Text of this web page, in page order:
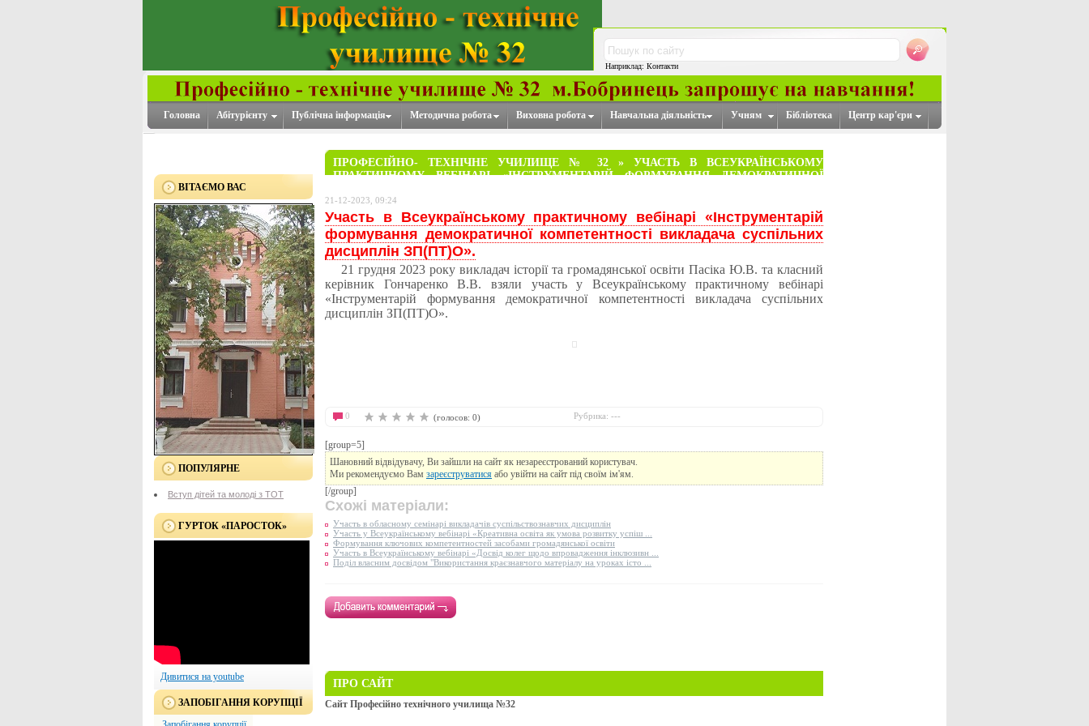
Наприклад: Контакти
Головна Абітурієнту Публічна інформація Методична робота Виховна робота Навчальна діяльність Учням Бібліотека Центр кар'єри
ВІТАЄМО ВАС
ПОПУЛЯРНЕ
Вступ дітей та молоді з ТОТ
ГУРТОК «ПАРОСТОК»
Дивитися на youtube
ЗАПОБІГАННЯ КОРУПЦІЇ
ПРОФЕСІЙНО- ТЕХНІЧНЕ УЧИЛИЩЕ № 32» УЧАСТЬ В ВСЕУКРАЇНСЬКОМУ
ПРАКТИЧНОМУ ВЕБІНАРІ «ІНСТРУМЕНТАРІЙ ФОРМУВАННЯ ДЕМОКРАТИЧНОЇ
21-12-2023, 09:24
Участь в Всеукраїнському практичному вебінарі «Інструментарій
формування демократичної компетентності викладача суспільних
дисциплін ЗП(ПТ)О».
21 грудня 2023 року викладач історії та громадянської освіти Пасіка Ю.В. та класний
керівник Гончаренко В.В. взяли участь у Всеукраїнському практичному вебінарі
«Інструментарій формування демократичної компетентності викладача суспільних
дисциплін ЗП(ПТ)О».
Рубрика: ---
0 (голосов: 0)
[group=5]
Шановний відвідувачу, Ви зайшли на сайт як незареєстрований користувач.
Ми рекомендуємо Вам зареєструватися або увійти на сайт під своїм ім'ям.
[/group]
Схожі матеріали:
Участь в обласному семінарі викладачів суспільствознавчих дисциплін
Участь у Всеукраїнському вебінарі «Креативна освіта як умова розвитку успіш ...
Формування ключових компетентностей засобами громадянської освіти
Участь в Всеукраїнському вебінарі «Досвід колег щодо впровадження інклюзивн ...
Поділ власним досвідом "Використання краєзнавчого матеріалу на уроках істо ...
ПРО САЙТ
Сайт Професійно технічного училища №32